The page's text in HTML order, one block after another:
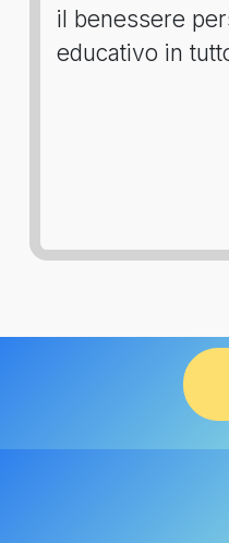
il benessere
educativo in